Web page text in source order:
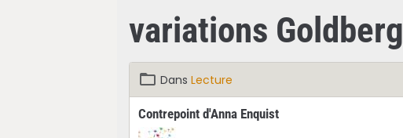
variations Goldberg
Dans Lecture
Contrepoint d'Anna Enquist